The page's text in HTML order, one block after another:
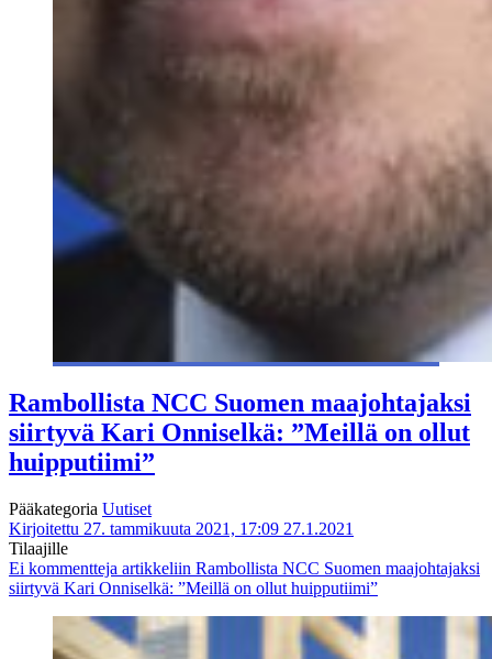
Rambollista NCC Suomen maajohtajaksi
siirtyvä Kari Onniselkä: ”Meillä on ollut
huipputiimi”
Pääkategoria Uutiset
Kirjoitettu 27. tammikuuta 2021, 17:09 27.1.2021
Tilaajille
Ei kommentteja artikkeliin Rambollista NCC Suomen maajohtajaksi
siirtyvä Kari Onniselkä: ”Meillä on ollut huipputiimi”